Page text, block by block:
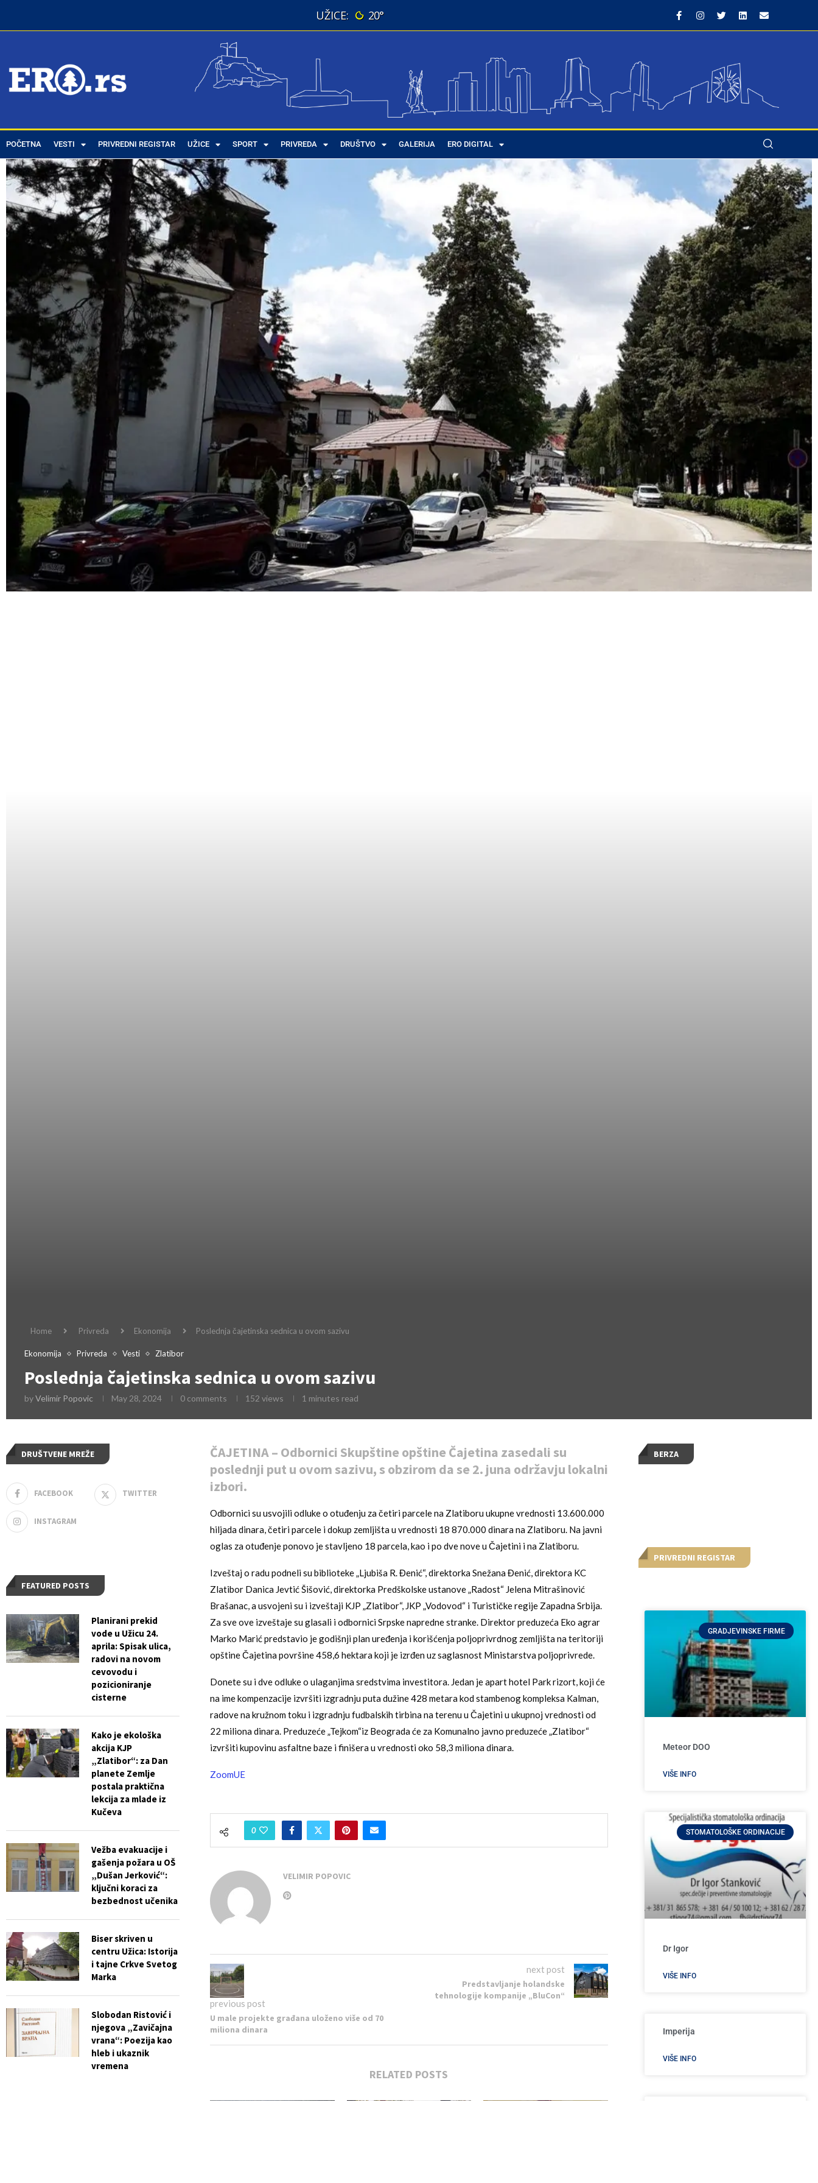
20°
POČETNA VESTI PRIVREDNI REGISTAR UŽICE SPORT PRIVREDA DRUŠTVO GALERIJA ERO DIGITAL
Home Privreda Ekonomija Poslednja čajetinska sednica u ovom sazivu
Ekonomija Privreda Vesti Zlatibor
Poslednja čajetinska sednica u ovom sazivu
byVelimir Popovic May 28, 2024 0 comments 152 views 1 minutes read
ČAJETINA – Odbornici Skupštine opštine Čajetina zasedali su
poslednji put u ovom sazivu, s obzirom da se 2. juna održavju lokalni
izbori.
Odbornici su usvojili odluke o otuđenju za četiri parcele na Zlatiboru ukupne vrednosti 13.600.000
hiljada dinara, četiri parcele i dokup zemljišta u vrednosti 18 870.000 dinara na Zlatiboru. Na javni
oglas za otuđenje ponovo je stavljeno 18 parcela, kao i po dve nove u Čajetini i na Zlatiboru.
Izveštaj o radu podneli su biblioteke „Ljubiša R. Đenić“, direktorka Snežana Đenić, direktora KC
Zlatibor Danica Jevtić Šišović, direktorka Predškolske ustanove „Radost“ Jelena Mitrašinović
Brašanac, a usvojeni su i izveštaji KJP „Zlatibor“, JKP „Vodovod“ i Turističke regije Zapadna Srbija.
Za sve ove izveštaje su glasali i odbornici Srpske napredne stranke. Direktor preduzeća Eko agrar
Marko Marić predstavio je godišnji plan uređenja i korišćenja poljoprivrdnog zemljišta na teritoriji
opštine Čajetina površine 458,6 hektara koji je izrđen uz saglasnost Ministarstva poljoprivrede.
Donete su i dve odluke o ulaganjima sredstvima investitora. Jedan je apart hotel Park rizort, koji će
na ime kompenzacije izvršiti izgradnju puta dužine 428 metara kod stambenog kompleksa Kalman,
radove na kružnom toku i izgradnju fudbalskih tirbina na terenu u Čajetini u ukupnoj vrednosti od
22 miliona dinara. Preduzeće „Tejkom“iz Beograda će za Komunalno javno preduzeće „Zlatibor“
izvršiti kupovinu asfaltne baze i finišera u vrednosti oko 58,3 miliona dinara.
ZoomUE
0
VELIMIR POPOVIC
previous post
U male projekte građana uloženo više od 70
miliona dinara
next post
Predstavljanje holandske
tehnologije kompanije „BluCon“
RELATED POSTS
BERZA
PRIVREDNI REGISTAR
GRADJEVINSKE FIRME
Meteor DOO
VIŠE INFO
STOMATOLOŠKE ORDINACIJE
Dr Igor
VIŠE INFO
Imperija
VIŠE INFO
DRUŠTVENE MREŽE
FACEBOOK TWITTER
INSTAGRAM
FEATURED POSTS
Planirani prekid
vode u Užicu 24.
aprila: Spisak ulica,
radovi na novom
cevovodu i
pozicioniranje
cisterne
Kako je ekološka
akcija KJP
„Zlatibor“: za Dan
planete Zemlje
postala praktična
lekcija za mlade iz
Kučeva
Vežba evakuacije i
gašenja požara u OŠ
„Dušan Jerković“:
ključni koraci za
bezbednost učenika
Biser skriven u
centru Užica: Istorija
i tajne Crkve Svetog
Marka
Slobodan Ristović i
njegova „Zavičajna
vrana“: Poezija kao
hleb i ukaznik
vremena